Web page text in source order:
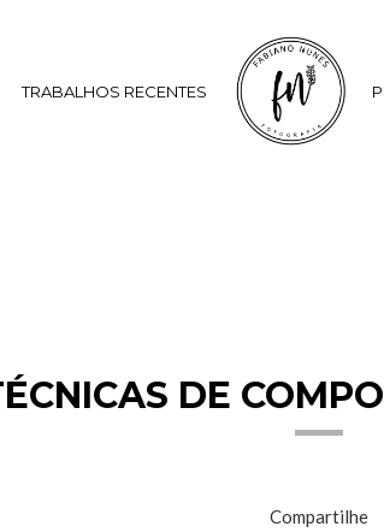
TRABALHOS RECENTES
DE
Compartilhe